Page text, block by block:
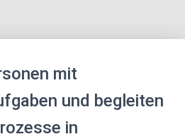
mit
und begleiten
in